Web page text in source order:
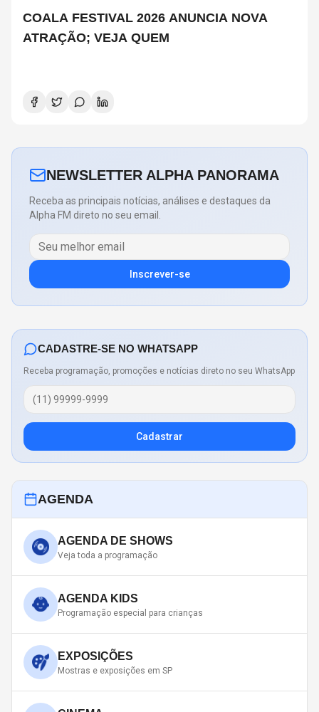
COALA FESTIVAL 2026 ANUNCIA NOVA
ATRAÇÃO; VEJA QUEM
NEWSLETTER ALPHA PANORAMA
Receba as principais notícias, análises e destaques da
Alpha FM direto no seu email.
Inscrever-se
CADASTRE-SE NO WHATSAPP
Receba programação, promoções e notícias direto no seu WhatsApp
Cadastrar
AGENDA
AGENDA DE SHOWS
Veja toda a programação
AGENDA KIDS
Programação especial para crianças
EXPOSIÇÕES
Mostras e exposições em SP